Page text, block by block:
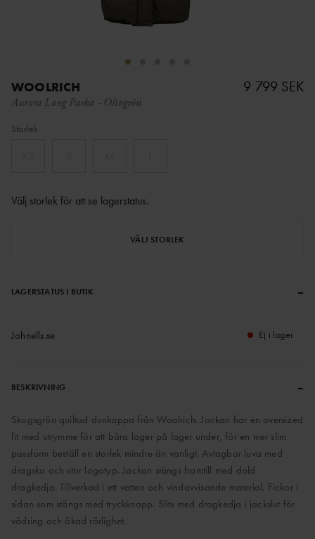
WOOLRICH
Aurora Long Parka - Olivgrön
9 799 SEK
Storlek
Välj storlek för att se lagerstatus.
VÄLJ STORLEK
LAGERSTATUS I BUTIK –
Johnells.se Ej i lager
BESKRIVNING –
Skogsgrön quiltad dunkappa från Woolrich. Jackan har en oversized
fit med utrymme för att bära lager på lager under, för en mer slim
passform beställ en storlek mindre än vanligt. Avtagbar luva med
dragsko och stor logotyp. Jackan stängs framtill med dold
dragkedja. Tillverkad i ett vatten och vindavvisande material. Fickor i
sidan som stängs med tryckknapp. Slits med dragkedja i jackslut för
vädring och ökad rörlighet.